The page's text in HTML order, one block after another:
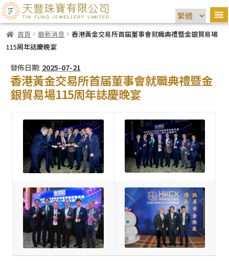
首頁 最新消息
香港黃金交易所首届董事會就職典禮暨金銀貿易場
115周年誌慶晚宴
發佈日期: 2025-07-21
香港黃金交易所首届董事會就職典禮暨金
銀貿易場115周年誌慶晚宴